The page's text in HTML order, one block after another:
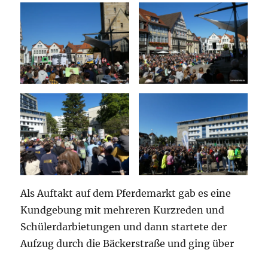
Als Auftakt auf dem Pferdemarkt gab es eine
Kundgebung mit mehreren Kurzreden und
Schülerdarbietungen und dann startete der
Aufzug durch die Bäckerstraße und ging über